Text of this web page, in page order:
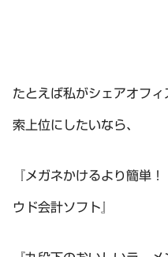
たとえば私がシェアオフ
索上位にしたいなら、
『メガネかけるより簡単
ウド会計ソフト』